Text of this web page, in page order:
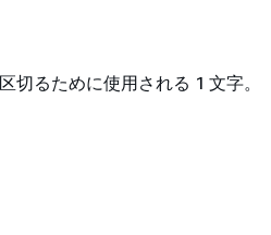
切るために使用される 1 文字。